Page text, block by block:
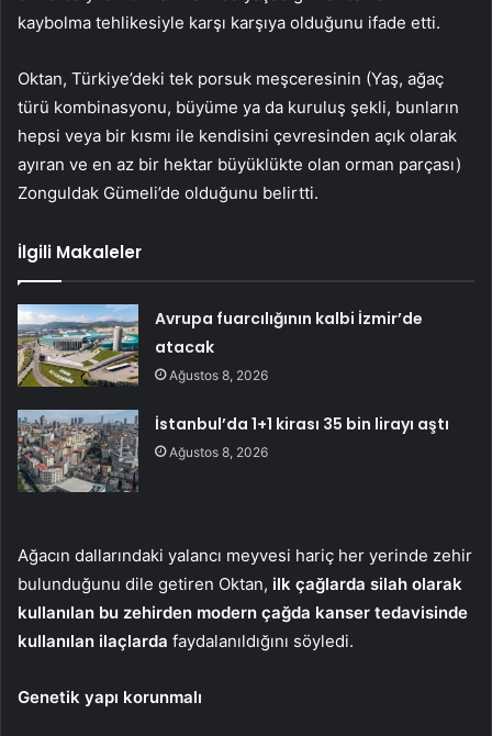
kaybolma tehlikesiyle karşı karşıya olduğunu ifade etti.
Oktan, Türkiye’deki tek porsuk meşceresinin (Yaş, ağaç
türü kombinasyonu, büyüme ya da kuruluş şekli, bunların
hepsi veya bir kısmı ile kendisini çevresinden açık olarak
ayıran ve en az bir hektar büyüklükte olan orman parçası)
Zonguldak Gümeli’de olduğunu belirtti.
İlgili Makaleler
Avrupa fuarcılığının kalbi İzmir’de
atacak
Ağustos 8, 2026
İstanbul’da 1+1 kirası 35 bin lirayı aştı
Ağustos 8, 2026
Ağacın dallarındaki yalancı meyvesi hariç her yerinde zehir
bulunduğunu dile getiren Oktan, ilk çağlarda silah olarak
kullanılan bu zehirden modern çağda kanser tedavisinde
kullanılan ilaçlarda faydalanıldığını söyledi.
Genetik yapı korunmalı